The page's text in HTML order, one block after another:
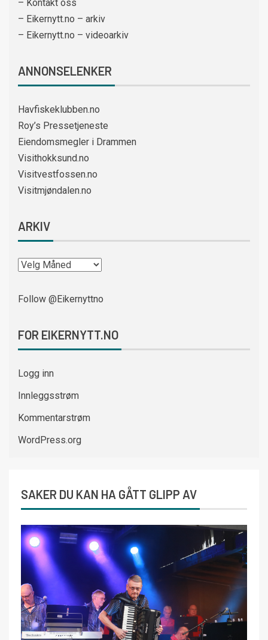
– Kontakt oss
– Eikernytt.no – arkiv
– Eikernytt.no – videoarkiv
ANNONSELENKER
Havfiskeklubben.no
Roy’s Pressetjeneste
Eiendomsmegler i Drammen
Visithokksund.no
Visitvestfossen.no
Visitmjøndalen.no
ARKIV
Follow @Eikernyttno
FOR EIKERNYTT.NO
Logg inn
Innleggsstrøm
Kommentarstrøm
WordPress.org
SAKER DU KAN HA GÅTT GLIPP AV